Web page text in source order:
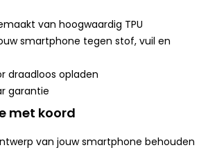
van hoogwaardig TPU
smartphone tegen stof, vuil en
draadloos opladen
garantie
met koord
van jouw smartphone behouden